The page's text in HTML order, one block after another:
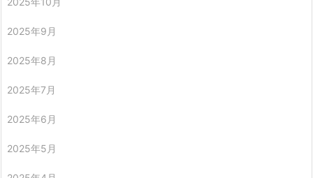
2025年9月
2025年8月
2025年7月
2025年6月
2025年5月